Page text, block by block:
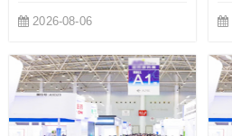
2026-08-06